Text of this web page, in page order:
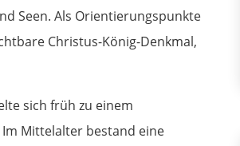
Seen. Als Orientierungspunkte
Christus-König-Denkmal,
sich früh zu einem
Mittelalter bestand eine